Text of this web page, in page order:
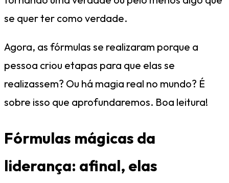
se quer ter como verdade.
Agora, as fórmulas se realizaram porque a
pessoa criou etapas para que elas se
realizassem? Ou há magia real no mundo? É
sobre isso que aprofundaremos. Boa leitura!
Fórmulas mágicas da
liderança: afinal, elas